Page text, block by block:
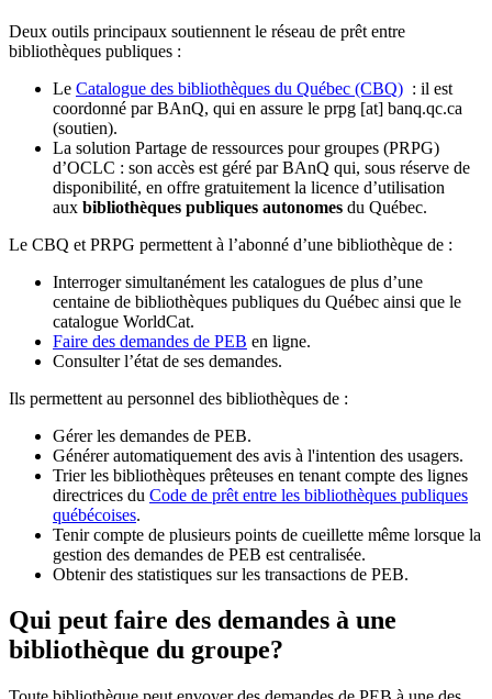
Deux outils principaux soutiennent le réseau de prêt entre
bibliothèques publiques :
Le Catalogue des bibliothèques du Québec (CBQ) : il est
coordonné par BAnQ, qui en assure le prpg [at] banq.qc.ca
(soutien).
La solution Partage de ressources pour groupes (PRPG)
d’OCLC : son accès est géré par BAnQ qui, sous réserve de
disponibilité, en offre gratuitement la licence d’utilisation
aux bibliothèques publiques autonomes du Québec.
Le CBQ et PRPG permettent à l’abonné d’une bibliothèque de :
Interroger simultanément les catalogues de plus d’une
centaine de bibliothèques publiques du Québec ainsi que le
catalogue WorldCat.
Faire des demandes de PEB en ligne.
Consulter l’état de ses demandes.
Ils permettent au personnel des bibliothèques de :
Gérer les demandes de PEB.
Générer automatiquement des avis à l'intention des usagers.
Trier les bibliothèques prêteuses en tenant compte des lignes
directrices du Code de prêt entre les bibliothèques publiques
québécoises.
Tenir compte de plusieurs points de cueillette même lorsque la
gestion des demandes de PEB est centralisée.
Obtenir des statistiques sur les transactions de PEB.
Qui peut faire des demandes à une
bibliothèque du groupe?